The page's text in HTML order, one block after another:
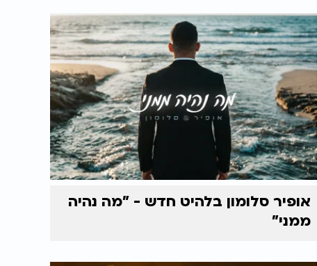
אופיר סלומון בלהיט חדש - "מה נהיה
ממני"